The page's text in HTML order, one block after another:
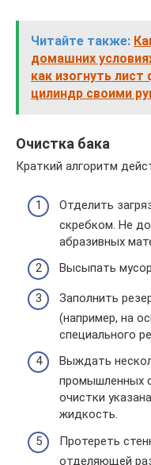
Читайте также:
домашних
как изогнуть лист
цилиндр своими
Очистка бака
Краткий алгоритм
Отделить
скребком. Не
абразивных
Высыпать
Заполнить
(например, на
специального
Выждать
промышленных
очистки
жидкость.
Протереть
отделяющей